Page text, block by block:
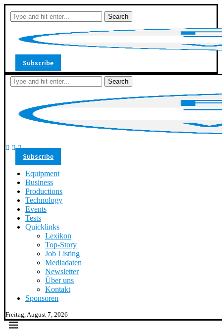
Search
Subscribe
Search
Subscribe
Equipment
Business
Productions
Technology
Events
Tests
Quicklinks
Lexikon
Top-Story
Job Listing
Mediadaten
Newsletter
Über uns
Kontakt
Sponsoren
Freitag, August 7, 2026